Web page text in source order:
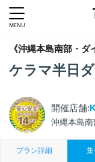
《沖縄本島南部・ダ
ケラマ半日
開催店舗:
沖縄本島南
プラン詳細 集